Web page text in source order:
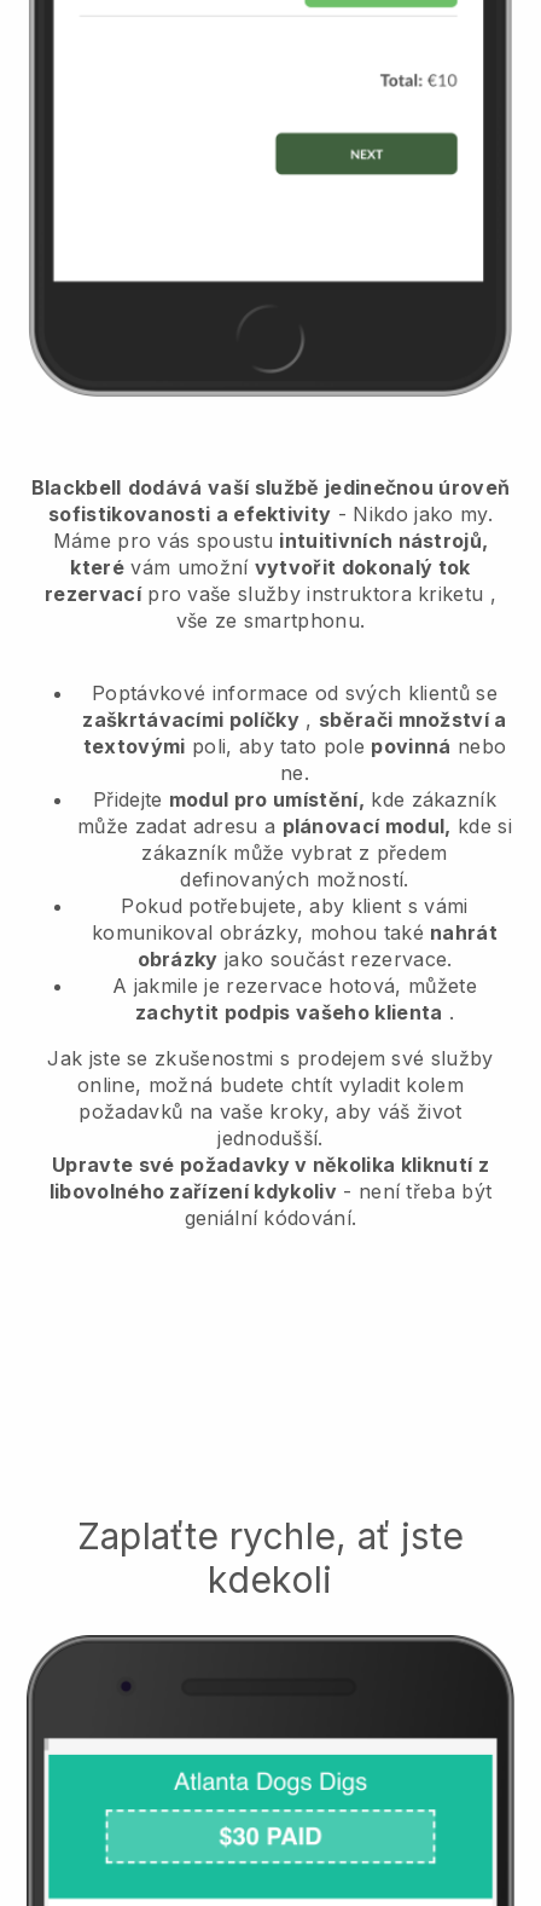
Blackbell dodává vaší službě jedinečnou úroveň
sofistikovanosti a efektivity - Nikdo jako my.
Máme pro vás spoustu intuitivních nástrojů,
které vám umožní vytvořit dokonalý tok
rezervací pro vaše služby instruktora kriketu ,
vše ze smartphonu.
Poptávkové informace od svých klientů se
zaškrtávacími políčky , sběrači množství a
textovými poli, aby tato pole povinná nebo
ne.
Přidejte modul pro umístění, kde zákazník
může zadat adresu a plánovací modul, kde si
zákazník může vybrat z předem
definovaných možností.
Pokud potřebujete, aby klient s vámi
komunikoval obrázky, mohou také nahrát
obrázky jako součást rezervace.
A jakmile je rezervace hotová, můžete
zachytit podpis vašeho klienta .
Jak jste se zkušenostmi s prodejem své služby
online, možná budete chtít vyladit kolem
požadavků na vaše kroky, aby váš život
jednodušší.
Upravte své požadavky v několika kliknutí z
libovolného zařízení kdykoliv- není třeba být
geniální kódování.
Zaplaťte rychle, ať jste
kdekoli